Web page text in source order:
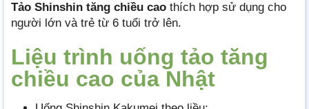
Tảo Shinshin tăng chiều cao thích hợp sử dụng cho
người lớn và trẻ từ 6 tuổi trở lên.
Liệu trình uống tảo tăng
chiều cao của Nhật